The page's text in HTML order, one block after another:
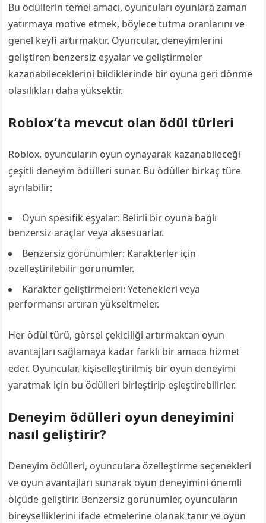
Bu ödüllerin temel amacı, oyuncuları oyunlara zaman
yatırmaya motive etmek, böylece tutma oranlarını ve
genel keyfi artırmaktır. Oyuncular, deneyimlerini
geliştiren benzersiz eşyalar ve geliştirmeler
kazanabileceklerini bildiklerinde bir oyuna geri dönme
olasılıkları daha yüksektir.
Roblox’ta mevcut olan ödül türleri
Roblox, oyuncuların oyun oynayarak kazanabileceği
çeşitli deneyim ödülleri sunar. Bu ödüller birkaç türe
ayrılabilir:
Oyun spesifik eşyalar: Belirli bir oyuna bağlı
benzersiz araçlar veya aksesuarlar.
Benzersiz görünümler: Karakterler için
özelleştirilebilir görünümler.
Karakter geliştirmeleri: Yetenekleri veya
performansı artıran yükseltmeler.
Her ödül türü, görsel çekiciliği artırmaktan oyun
avantajları sağlamaya kadar farklı bir amaca hizmet
eder. Oyuncular, kişiselleştirilmiş bir oyun deneyimi
yaratmak için bu ödülleri birleştirip eşleştirebilirler.
Deneyim ödülleri oyun deneyimini
nasıl geliştirir?
Deneyim ödülleri, oyunculara özelleştirme seçenekleri
ve oyun avantajları sunarak oyun deneyimini önemli
ölçüde geliştirir. Benzersiz görünümler, oyuncuların
bireyselliklerini ifade etmelerine olanak tanır ve oyun